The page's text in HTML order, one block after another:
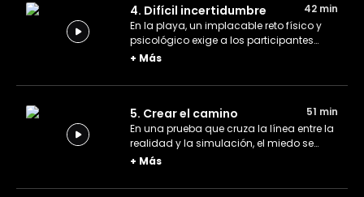
4. Difícil incertidumbre
42 min
En la playa, un implacable reto físico y
psicológico exige a los participantes
arrastrar botes hasta el cansancio total
+ Más
5. Crear el camino
51 min
En una prueba que cruza la línea entre la
realidad y la simulación, el miedo se
apodera de los aprendices mientras un
+ Más